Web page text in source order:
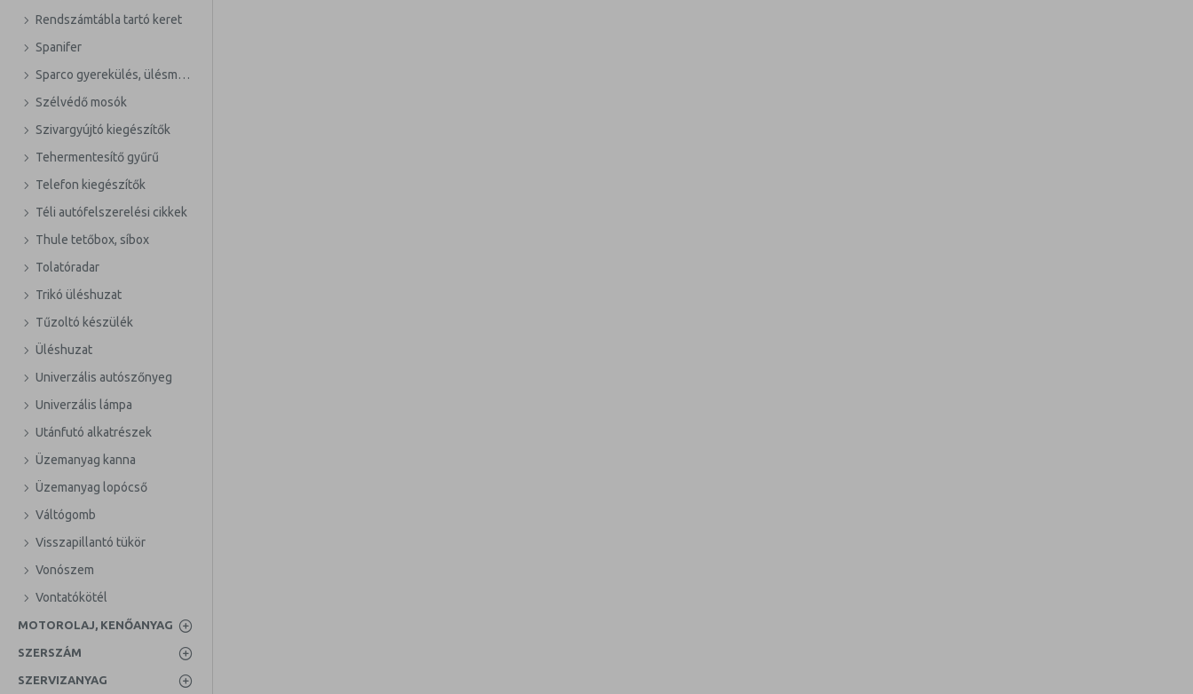
Rendszámtábla tartó keret
Spanifer
Sparco gyerekülés, ülésmagasító
Szélvédő mosók
Szivargyújtó kiegészítők
Tehermentesítő gyűrű
Telefon kiegészítők
Téli autófelszerelési cikkek
Thule tetőbox, síbox
Tolatóradar
Trikó üléshuzat
Tűzoltó készülék
Üléshuzat
Univerzális autószőnyeg
Univerzális lámpa
Utánfutó alkatrészek
Üzemanyag kanna
Üzemanyag lopócső
Váltógomb
Visszapillantó tükör
Vonószem
Vontatókötél
MOTOROLAJ, KENŐANYAG
SZERSZÁM
SZERVIZANYAG